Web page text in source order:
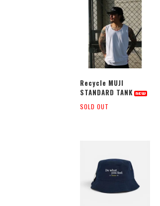
Recycle MUJI
STANDARD TANK
SOLD OUT